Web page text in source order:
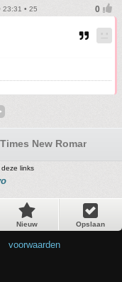
23:31 • 25
New Roman...!
links
Nieuw Opslaan
voorwaarden